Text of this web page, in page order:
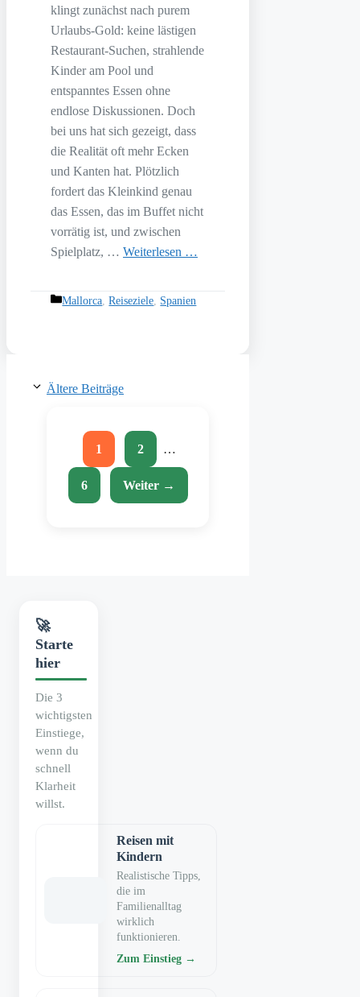
klingt zunächst nach purem
Urlaubs-Gold: keine lästigen
Restaurant-Suchen, strahlende
Kinder am Pool und
entspanntes Essen ohne
endlose Diskussionen. Doch
bei uns hat sich gezeigt, dass
die Realität oft mehr Ecken
und Kanten hat. Plötzlich
fordert das Kleinkind genau
das Essen, das im Buffet nicht
vorrätig ist, und zwischen
Spielplatz, … Weiterlesen …
Kategorien
Mallorca,Reiseziele, Spanien
Ältere Beiträge
Seite
1 Seite
2 …
Seite
6 Weiter →
🚀
Starte
hier
Die 3
wichtigsten
Einstiege,
wenn du
schnell
Klarheit
willst.
Reisen mit
Kindern
Realistische Tipps,
die im
Familienalltag
wirklich
funktionieren.
Zum Einstieg →